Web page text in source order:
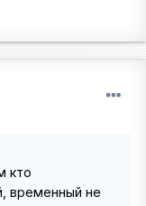
кто
временный не